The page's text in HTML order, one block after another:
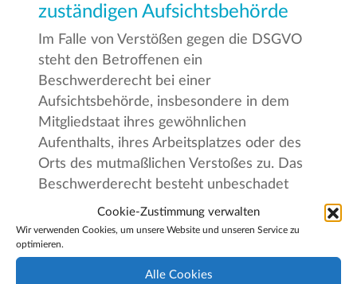
Cookie-Zustimmung verwalten
Wir verwenden Cookies, um unsere Website und unseren Service zu
optimieren.
Alle Cookies
zuständigen Aufsichtsbehörde
Im Falle von Verstößen gegen die DSGVO
steht den Betroffenen ein
Beschwerderecht bei einer
Aufsichtsbehörde, insbesondere in dem
Mitgliedstaat ihres gewöhnlichen
Aufenthalts, ihres Arbeitsplatzes oder des
Orts des mutmaßlichen Verstoßes zu. Das
Beschwerderecht besteht unbeschadet
anderweitiger verwaltungsrechtlicher oder
gerichtlicher Rechtsbehelfe.
Recht auf Datenübertragbarkeit